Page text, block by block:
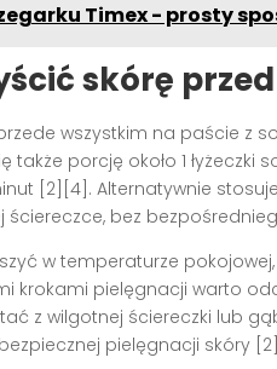
Timex - prosty
skórę
wszystkim na paście z
porcję około 1 łyżeczki
[2][4]. Alternatywnie
ściereczce, bez
w temperaturze
krokami pielęgnacji warto
z wilgotnej ściereczki lub
pielęgnacji skóry